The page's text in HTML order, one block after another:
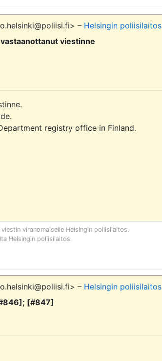
– Helsingin poliisilaitos
viestinne
registry office in Finland.
viranomaiselle Helsingin poliisilaitos.
Helsingin poliisilaitos.
– Helsingin poliisilaitos
[#847]